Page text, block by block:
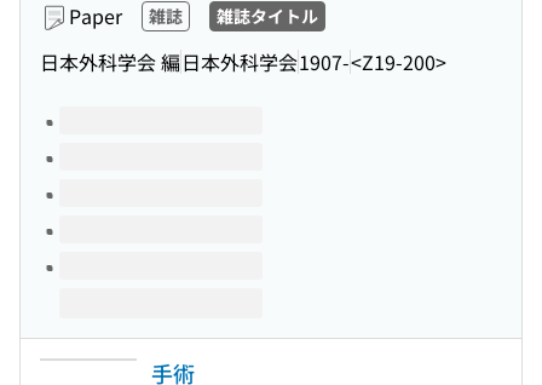
Paper 雑誌 雑誌タイトル
日本外科学会 編日本外科学会1907-<Z19-200>
Volumes of this title
手術